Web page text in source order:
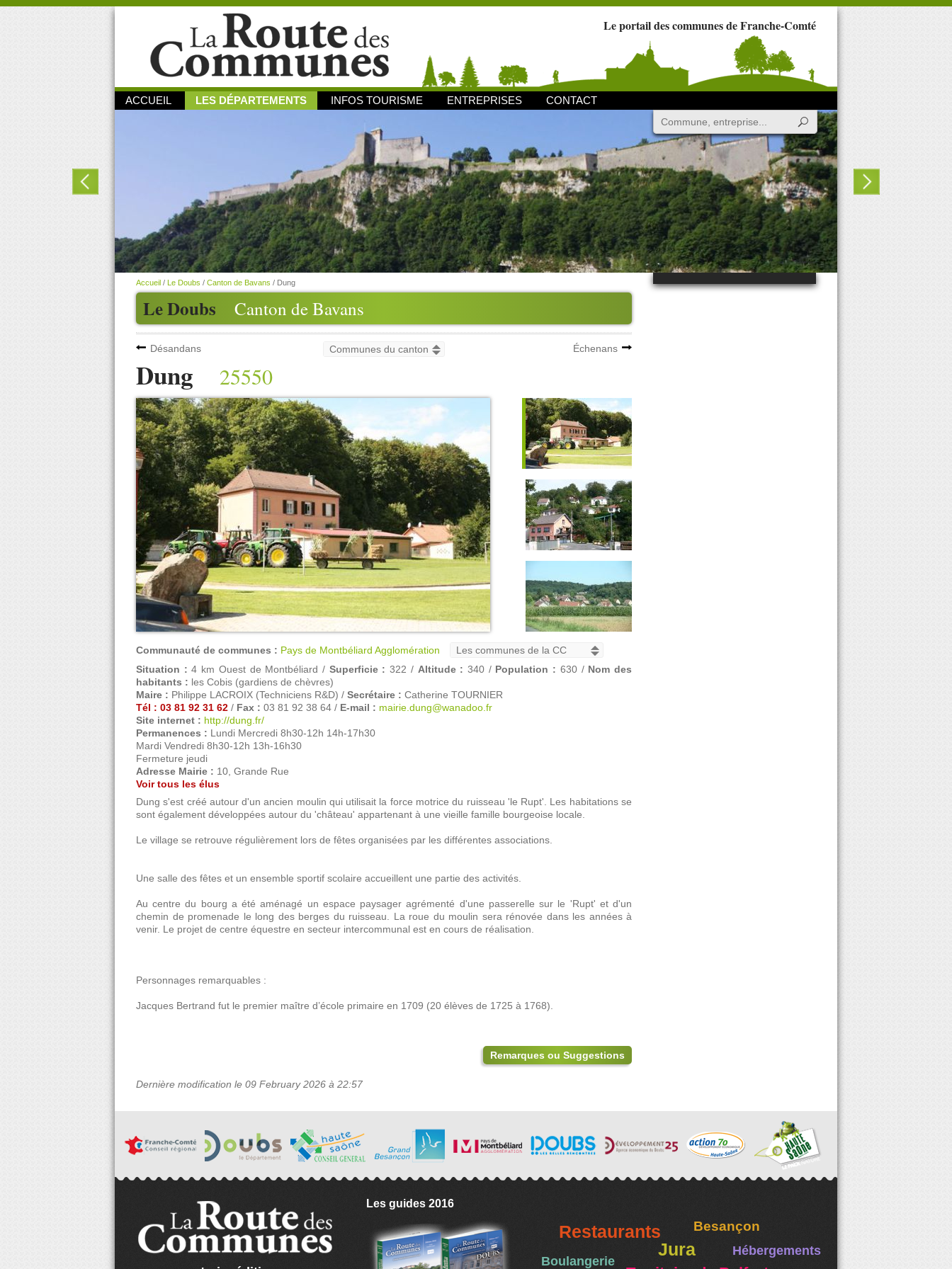
Le portail des communes de Franche-Comté
ACCUEIL LES DÉPARTEMENTS INFOS TOURISME ENTREPRISES CONTACT
Le Doubs Canton de Bavans
Accueil / Le Doubs / Canton de Bavans / Dung
Désandans Échenans
Dung 25550
Communauté de communes : Pays de Montbéliard Agglomération
Situation : 4 km Ouest de Montbéliard / Superficie : 322 / Altitude : 340 / Population : 630 / Nom des
habitants : les Cobis (gardiens de chèvres)
Maire : Philippe LACROIX (Techniciens R&D) / Secrétaire : Catherine TOURNIER
Tél : 03 81 92 31 62 / Fax : 03 81 92 38 64 / E-mail : mairie.dung@wanadoo.fr
Site internet : http://dung.fr/
Permanences : Lundi Mercredi 8h30-12h 14h-17h30
Mardi Vendredi 8h30-12h 13h-16h30
Fermeture jeudi
Adresse Mairie : 10, Grande Rue
Voir tous les élus
Dung s'est créé autour d'un ancien moulin qui utilisait la force motrice du ruisseau 'le Rupt'. Les habitations se
sont également développées autour du 'château' appartenant à une vieille famille bourgeoise locale.
Le village se retrouve régulièrement lors de fêtes organisées par les différentes associations.
Une salle des fêtes et un ensemble sportif scolaire accueillent une partie des activités.
Au centre du bourg a été aménagé un espace paysager agrémenté d'une passerelle sur le 'Rupt' et d'un
chemin de promenade le long des berges du ruisseau. La roue du moulin sera rénovée dans les années à
venir. Le projet de centre équestre en secteur intercommunal est en cours de réalisation.
Personnages remarquables :
Jacques Bertrand fut le premier maître d’école primaire en 1709 (20 élèves de 1725 à 1768).
Remarques ou Suggestions
Dernière modification le 09 February 2026 à 22:57
Les guides 2016
Restaurants Besançon
Jura Hébergements
Boulangerie